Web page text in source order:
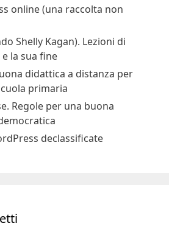
online (una raccolta non
Shelly Kagan). Lezioni di
la sua fine
didattica a distanza per
primaria
Regole per una buona
declassificate